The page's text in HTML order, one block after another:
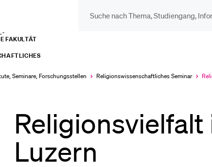
FAKULTÄT
Seminare, Forschungsstellen Religions­wissenschaftliches Seminar
Religionsvielfalt
Luzern
DIE UNI FÜR…
Studien­interessierte